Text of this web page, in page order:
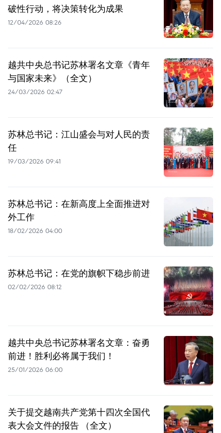
破性行动，将决策转化为成果
12/04/2026 08:26
越共中央总书记苏林署名文章《青年
与国家未来》（全文）
24/03/2026 02:47
苏林总书记：江山盛会与对人民的责
任
19/03/2026 09:41
苏林总书记：在新高度上全面推进对
外工作
18/02/2026 04:00
苏林总书记：在党的旗帜下稳步前进
02/02/2026 08:12
越共中央总书记苏林署名文章：奋勇
前进！胜利必将属于我们！
25/01/2026 06:00
关于提交越南共产党第十四次全国代
表大会文件的报告 （全文）